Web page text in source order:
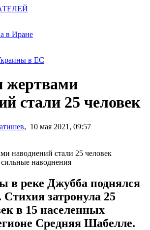
в Иране
в ЕС
жертвами
стали 25 человек
, 10 мая 2021, 09:57
наводнения
в реке Джубба поднялся
Стихия затронула 25
в 15 населенных
Средняя Шабелле.